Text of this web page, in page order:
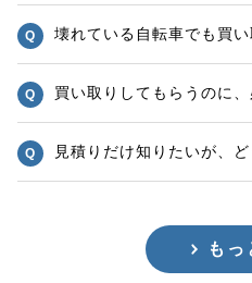
壊れている自転車でも買
買い取りしてもらうのに
見積りだけ知りたいが、
もっ